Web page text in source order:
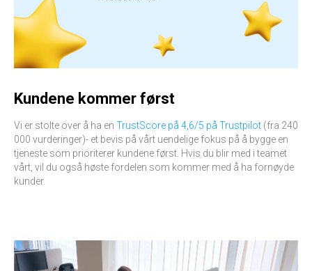
Kundene kommer først
Vi er stolte over å ha en TrustScore på 4,6/5 på Trustpilot (fra 240
000 vurderinger)- et bevis på vårt uendelige fokus på å bygge en
tjeneste som prioriterer kundene først. Hvis du blir med i teamet
vårt, vil du også høste fordelen som kommer med å ha fornøyde
kunder.